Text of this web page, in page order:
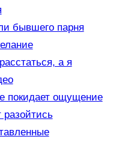
бывшего парня
а я
покидает ощущение
разойтись